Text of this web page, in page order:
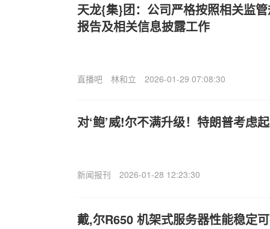
天龙{集}团：公司严格按照相关监
报告及相关信息披露工作
直播吧 林和立 2026-01-29 07:08:30
对‘鲍’威!尔不满升级！特朗普考虑
新闻报刊 2026-01-28 12:23:30
戴,尔R650 机架式服务器性能稳定